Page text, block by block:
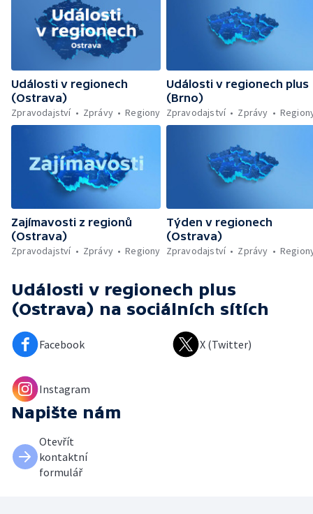
Události v regionech
(Ostrava)
Zpravodajství
Zprávy Regiony
Události v regionech plus
(Brno)
Zpravodajství
Zprávy
Zajímavosti z regionů
(Ostrava)
Zpravodajství
Zprávy Regiony
Týden v regionech
(Ostrava)
Zpravodajství
Zprávy
Události v regionech plus
(Ostrava) na sociálních sítích
Facebook X (Twitter)
Instagram
Napište nám
Otevřít
kontaktní
formulář